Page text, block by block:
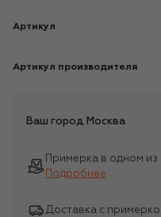
Артикул
Артикул производителя
Ваш город Москва
Примерка в одном
Подробнее
Доставка с